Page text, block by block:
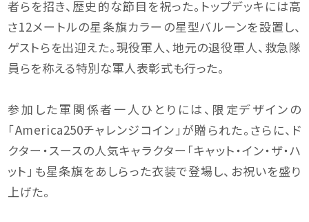
者らを招き、歴史的な節目を祝った。トップデッキには高
さ12メートルの星条旗カラーの星型バルーンを設置し、
ゲストらを出迎えた。現役軍人、地元の退役軍人、救急隊
員らを称える特別な軍人表彰式も行った。
参加した軍関係者一人ひとりには、限定デザインの
「America250チャレンジコイン」が贈られた。さらに、ド
クター・スースの人気キャラクター「キャット・イン・ザ・ハ
ット」も星条旗をあしらった衣装で登場し、お祝いを盛り
上げた。